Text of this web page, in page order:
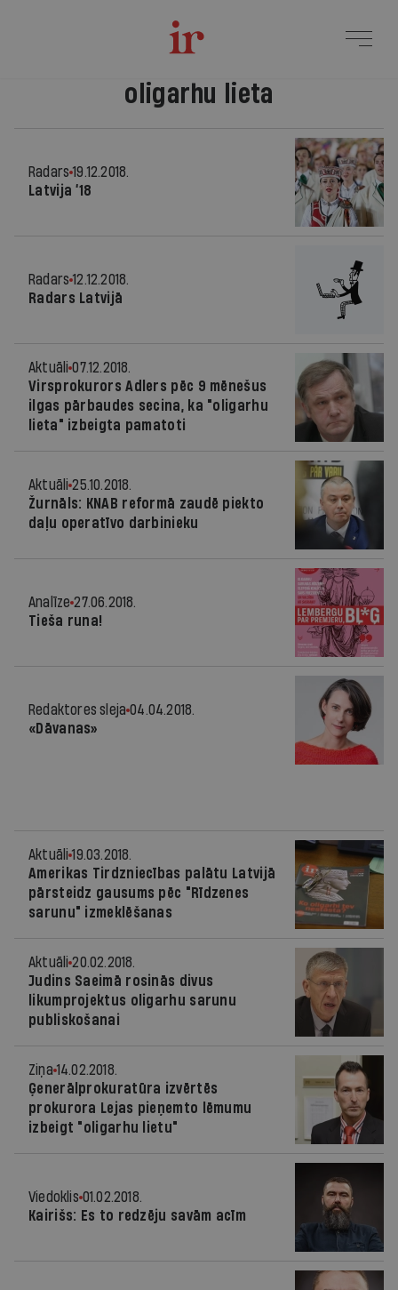
oligarhu lieta
Radars 19.12.2018.
Latvija ‘18
Radars 12.12.2018.
Radars Latvijā
Aktuāli 07.12.2018.
Virsprokurors Adlers pēc 9 mēnešus
ilgas pārbaudes secina, ka "oligarhu
lieta" izbeigta pamatoti
Aktuāli 25.10.2018.
Žurnāls: KNAB reformā zaudē piekto
daļu operatīvo darbinieku
Analīze 27.06.2018.
Tieša runa!
Redaktores sleja 04.04.2018.
«Dāvanas»
Aktuāli 19.03.2018.
Amerikas Tirdzniecības palātu Latvijā
pārsteidz gausums pēc "Rīdzenes
sarunu" izmeklēšanas
Aktuāli 20.02.2018.
Judins Saeimā rosinās divus
likumprojektus oligarhu sarunu
publiskošanai
Ziņa 14.02.2018.
Ģenerālprokuratūra izvērtēs
prokurora Lejas pieņemto lēmumu
izbeigt "oligarhu lietu"
Viedoklis 01.02.2018.
Kairišs: Es to redzēju savām acīm